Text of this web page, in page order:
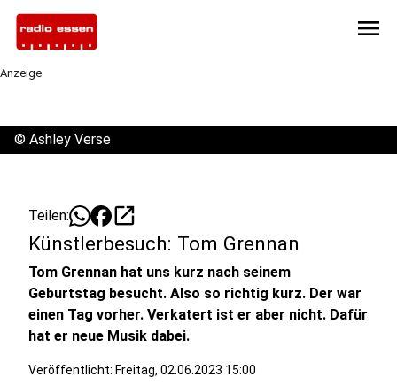
menu
Anzeige
© Ashley Verse
Teilen: open_in_new
Künstlerbesuch: Tom Grennan
Tom Grennan hat uns kurz nach seinem
Geburtstag besucht. Also so richtig kurz. Der war
einen Tag vorher. Verkatert ist er aber nicht. Dafür
hat er neue Musik dabei.
Veröffentlicht: Freitag, 02.06.2023 15:00